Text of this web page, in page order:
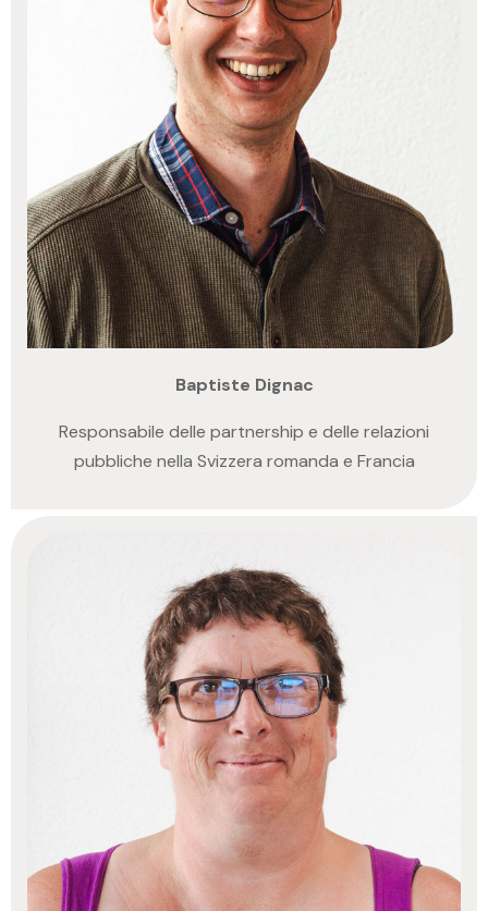
Baptiste Dignac
Responsabile delle partnership e delle relazioni
pubbliche nella Svizzera romanda e Francia